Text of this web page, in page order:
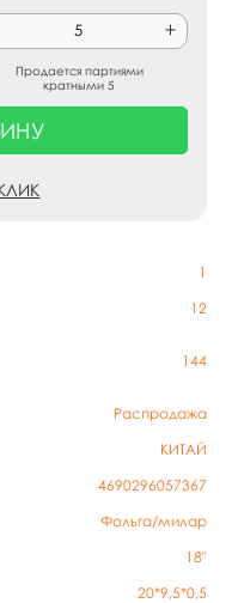
1
12
144
Распродажа
КИТАЙ
4690296057367
Фольга/милар
18"
20*9,5*0,5
Продается партиями
кратными 5